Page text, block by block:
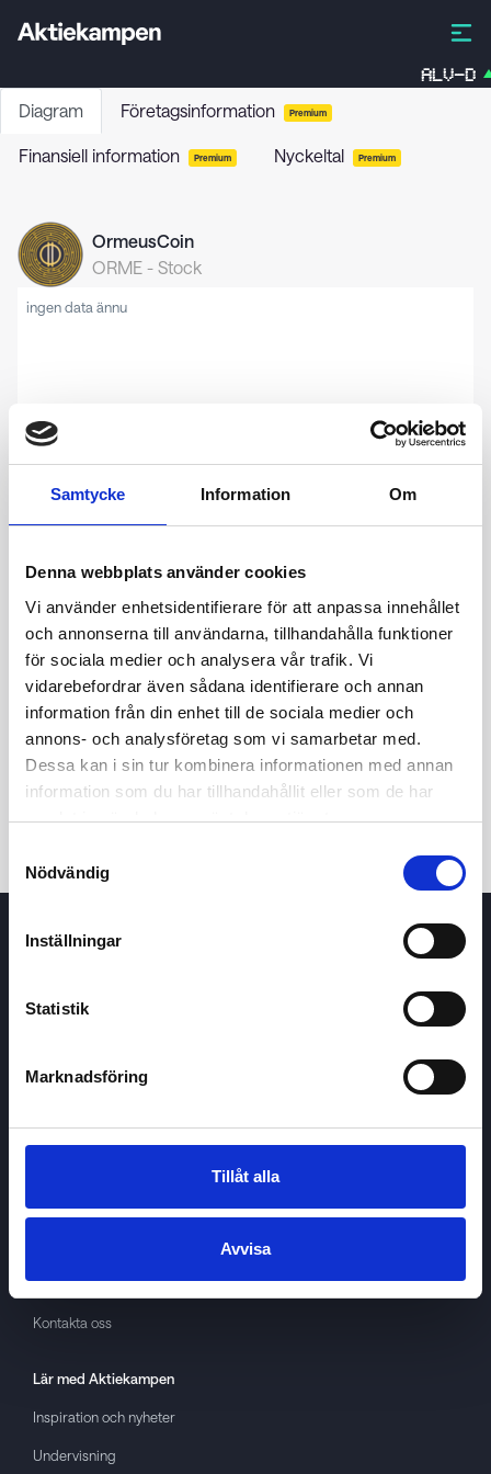
Samtycke Information Om
Denna webbplats använder cookies
Vi använder enhetsidentifierare för att anpassa innehållet
och annonserna till användarna, tillhandahålla funktioner
för sociala medier och analysera vår trafik. Vi
vidarebefordrar även sådana identifierare och annan
information från din enhet till de sociala medier och
annons- och analysföretag som vi samarbetar med.
Dessa kan i sin tur kombinera informationen med annan
information som du har tillhandahållit eller som de har
samlat in när du har använt deras tjänster.
Nödvändig
Inställningar
Statistik
Marknadsföring
Tillåt alla
Avvisa
ALV-D
Diagram Företagsinformation Premium
Finansiell information Premium Nyckeltal Premium
OrmeusCoin
ORME - Stock
ingen data ännu
24t 7d 1m 3m 1å 5å
Köp / Sälj
OmAktiekampen
About cookies
GDPR
Kontakta oss
Lär med Aktiekampen
Inspiration och nyheter
Undervisning